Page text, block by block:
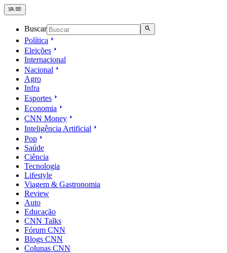
Buscar
Política
Eleições
Internacional
Nacional
Agro
Infra
Esportes
Economia
CNN Money
Inteligência Artificial
Pop
Saúde
Ciência
Tecnologia
Lifestyle
Viagem & Gastronomia
Review
Auto
Educação
CNN Talks
Fórum CNN
Blogs CNN
Colunas CNN